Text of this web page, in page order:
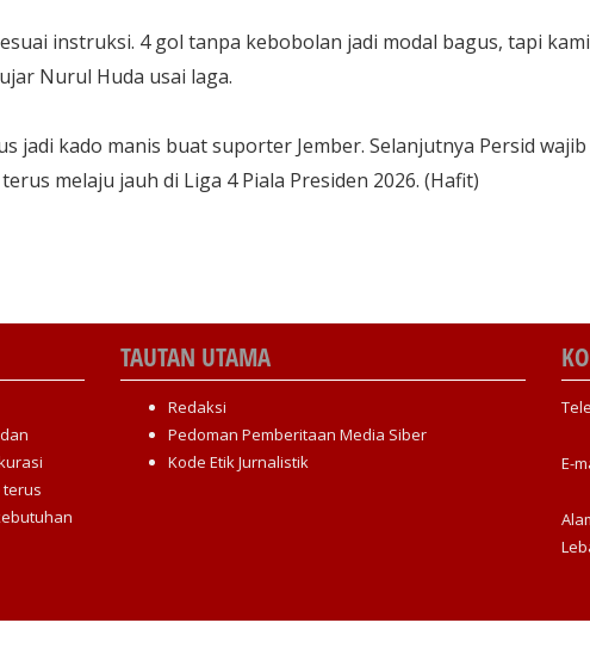
instruksi. 4 gol tanpa kebobolan jadi modal bagus, tapi kami
Nurul Huda usai laga.
jadi kado manis buat suporter Jember. Selanjutnya Persid wajib
melaju jauh di Liga 4 Piala Presiden 2026. (Hafit)
terus
TAUTAN UTAMA
Redaksi
Pedoman Pemberitaan Media Siber
Kode Etik Jurnalistik
E-